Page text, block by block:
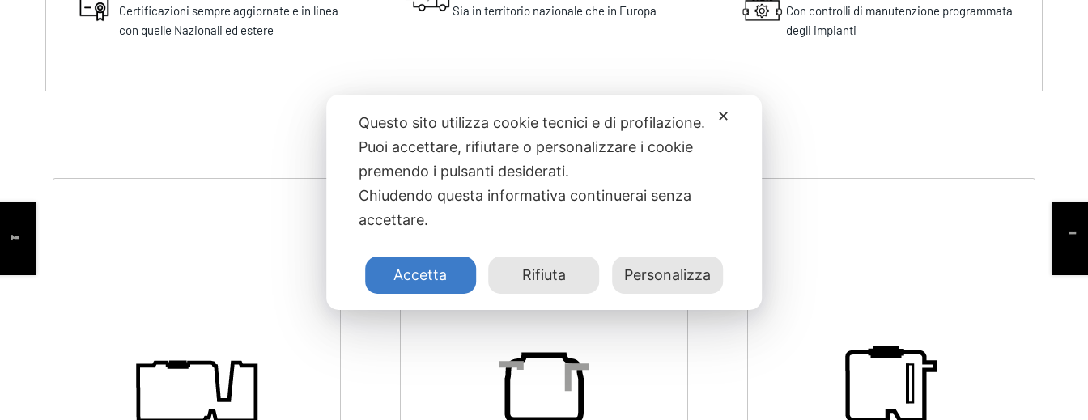
Certificazioni sempre aggiornate e in linea
con quelle Nazionali ed estere
Sia in territorio nazionale che in Europa
Con controlli di manutenzione programmata
degli impianti
Prodotti correlati
✕
Questo sito utilizza cookie tecnici e di profilazione.
Puoi accettare, rifiutare o personalizzare i cookie
premendo i pulsanti desiderati.
Chiudendo questa informativa continuerai senza
accettare.
Accetta Rifiuta Personalizza